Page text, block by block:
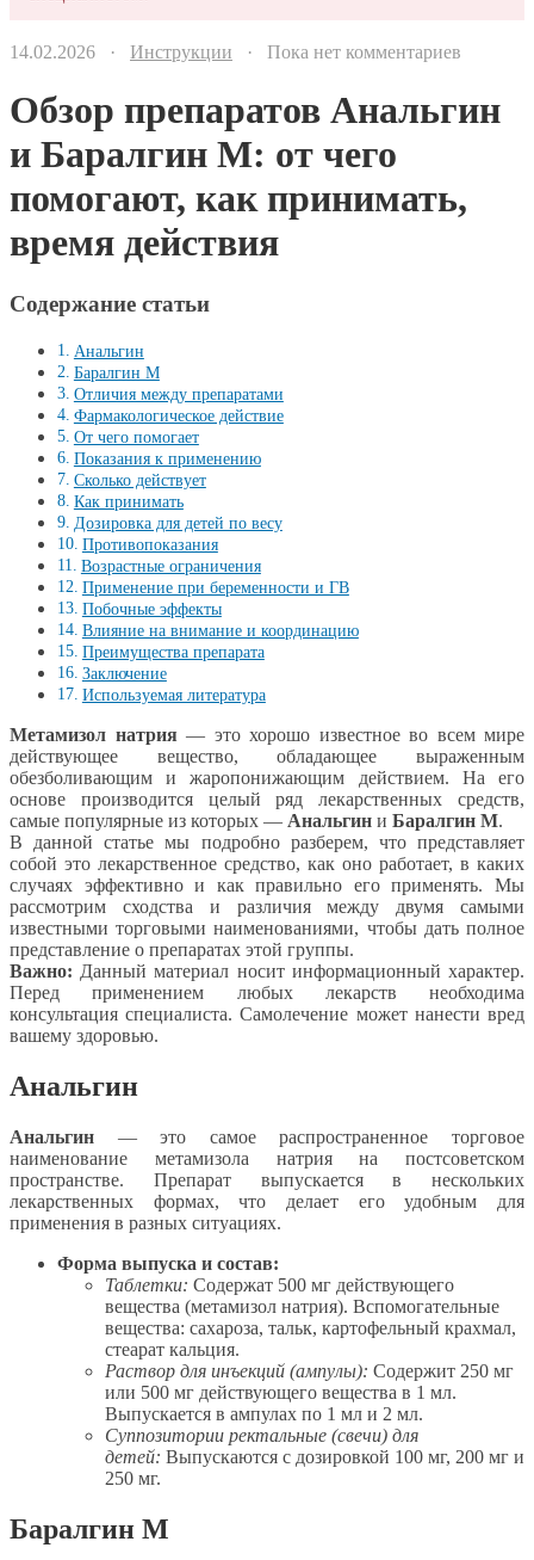
14.02.2026 · Инструкции · Пока нет комментариев
Обзор препаратов Анальгин
и Баралгин М: от чего
помогают, как принимать,
время действия
Содержание статьи
Анальгин
Баралгин М
Отличия между препаратами
Фармакологическое действие
От чего помогает
Показания к применению
Сколько действует
Как принимать
Дозировка для детей по весу
Противопоказания
Возрастные ограничения
Применение при беременности и ГВ
Побочные эффекты
Влияние на внимание и координацию
Преимущества препарата
Заключение
Используемая литература
Метамизол натрия— это хорошо известное во всем мире
действующее вещество, обладающее выраженным
обезболивающим и жаропонижающим действием. На его
основе производится целый ряд лекарственных средств,
самые популярные из которых — Анальгин и Баралгин М.
В данной статье мы подробно разберем, что представляет
собой это лекарственное средство, как оно работает, в каких
случаях эффективно и как правильно его применять. Мы
рассмотрим сходства и различия между двумя самыми
известными торговыми наименованиями, чтобы дать полное
представление о препаратах этой группы.
Важно: Данный материал носит информационный характер.
Перед применением любых лекарств необходима
консультация специалиста. Самолечение может нанести вред
вашему здоровью.
Анальгин
Анальгин — это самое распространенное торговое
наименование метамизола натрия на постсоветском
пространстве. Препарат выпускается в нескольких
лекарственных формах, что делает его удобным для
применения в разных ситуациях.
Форма выпуска и состав:
Таблетки: Содержат 500 мг действующего
вещества (метамизол натрия). Вспомогательные
вещества: сахароза, тальк, картофельный крахмал,
стеарат кальция.
Раствор для инъекций (ампулы): Содержит 250 мг
или 500 мг действующего вещества в 1 мл.
Выпускается в ампулах по 1 мл и 2 мл.
Суппозитории ректальные (свечи) для
детей: Выпускаются с дозировкой 100 мг, 200 мг и
250 мг.
Баралгин М